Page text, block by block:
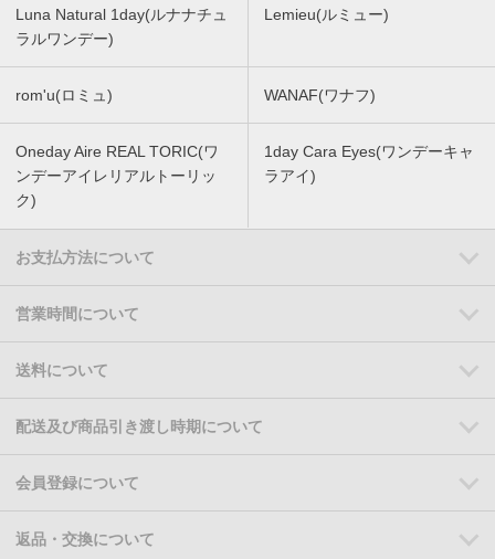
Luna Natural 1day(ルナナチュ
ラルワンデー)
Lemieu(ルミュー)
rom'u(ロミュ) WANAF(ワナフ)
Oneday Aire REAL TORIC(ワ
ンデーアイレリアルトーリッ
ク)
1day Cara Eyes(ワンデーキャ
ラアイ)
お支払方法について
営業時間について
送料について
配送及び商品引き渡し時期について
会員登録について
返品・交換について